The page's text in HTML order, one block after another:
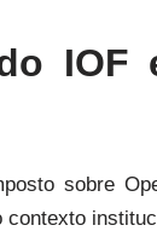
IOF
sobre
contexto